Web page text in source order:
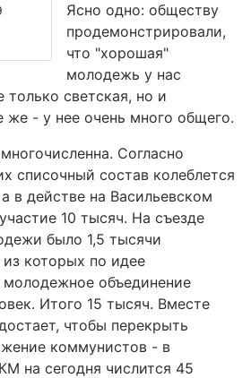
Ясно одно: обществу
продемонстрировали,
что "хорошая"
молодежь у нас
только светская, но и
же - у нее очень много общего.
Согласно
списочный состав колеблется
в действе на Васильевском
10 тысяч. На съезде
было 1,5 тысячи
которых по идее
молодежное объединение
Итого 15 тысяч. Вместе
чтобы перекрыть
коммунистов - в
на сегодня числится 45